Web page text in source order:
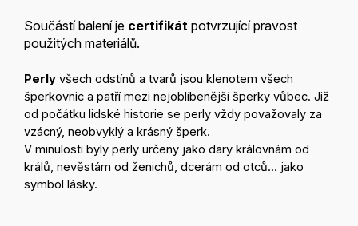
Součástí balení je certifikát potvrzující pravost
použitých materiálů.
Perly všech odstínů a tvarů jsou klenotem všech
šperkovnic a patří mezi nejoblíbenější šperky vůbec. Již
od počátku lidské historie se perly vždy považovaly za
vzácný, neobvyklý a krásný šperk.
V minulosti byly perly určeny jako dary královnám od
králů, nevěstám od ženichů, dcerám od otců... jako
symbol lásky.